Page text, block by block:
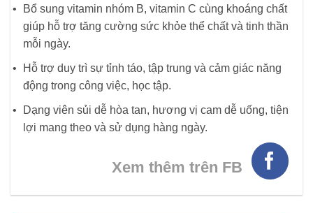
Bổ sung vitamin nhóm B, vitamin C cùng khoáng chất
giúp hỗ trợ tăng cường sức khỏe thể chất và tinh thần
mỗi ngày.
Hỗ trợ duy trì sự tỉnh táo, tập trung và cảm giác năng
động trong công việc, học tập.
Dạng viên sủi dễ hòa tan, hương vị cam dễ uống, tiện
lợi mang theo và sử dụng hàng ngày.
Xem thêm trên FB